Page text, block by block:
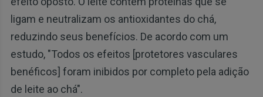
ligam e neutralizam os antioxidantes do chá,
reduzindo seus benefícios. De acordo com um
estudo, "Todos os efeitos [protetores vasculares
benéficos] foram inibidos por completo pela adição
de leite ao chá".